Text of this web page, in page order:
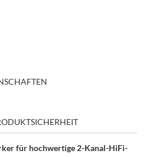
für hochwertige 2-Kanal-HiFi-